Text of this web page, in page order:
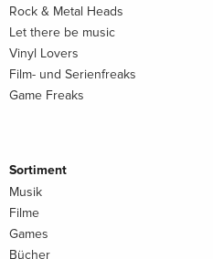
Rock & Metal Heads
Let there be music
Vinyl Lovers
Film- und Serienfreaks
Game Freaks
Sortiment
Musik
Filme
Games
Bücher